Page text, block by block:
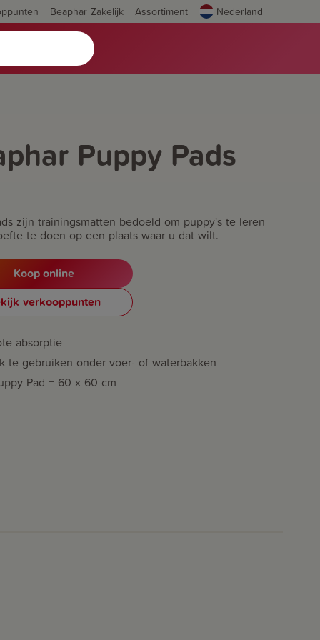
Beaphar Zakelijk Assortiment Nederland
Puppy Pads
zijn trainingsmatten bedoeld om puppy's te leren
te doen op een plaats waar u dat wilt.
Koop online
verkooppunten
absorptie
te gebruiken onder voer- of waterbakken
Pad = 60 x 60 cm